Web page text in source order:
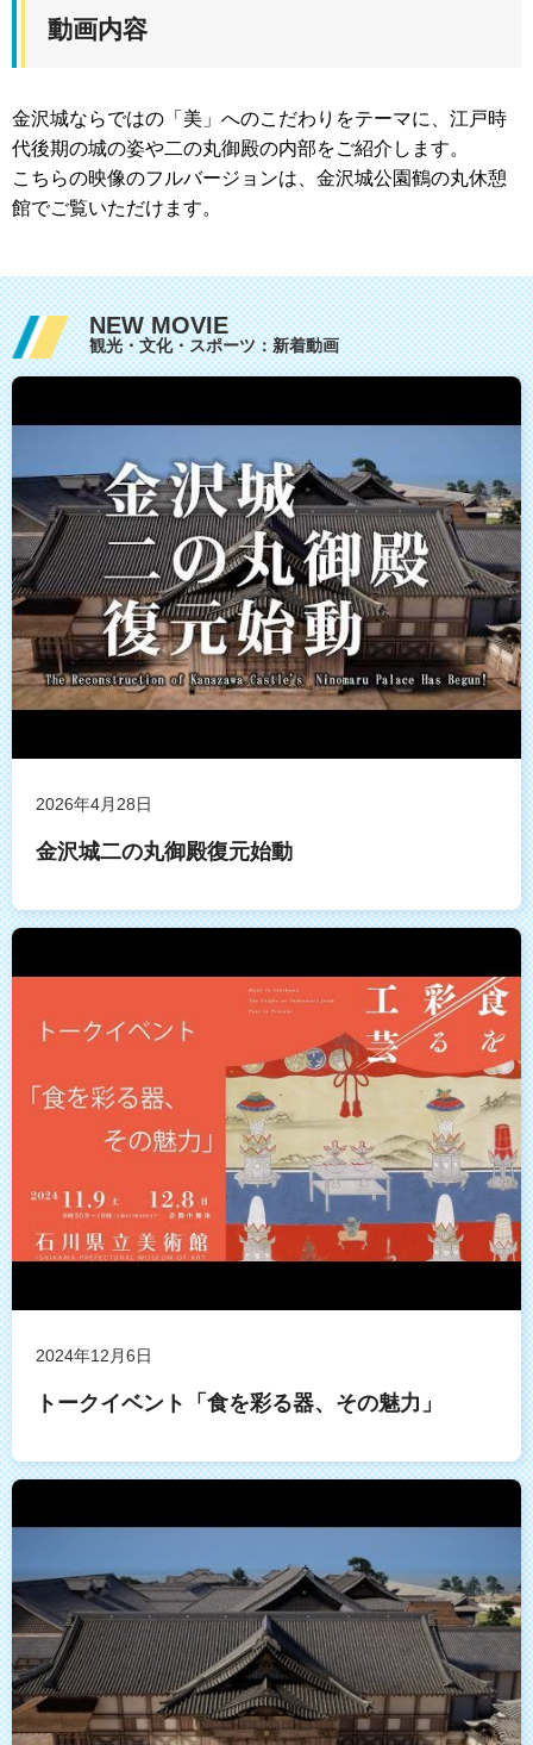
動画内容
金沢城ならではの「美」へのこだわりをテーマに、江戸時
代後期の城の姿や二の丸御殿の内部をご紹介します。
こちらの映像のフルバージョンは、金沢城公園鶴の丸休憩
館でご覧いただけます。
NEW MOVIE
観光・文化・スポーツ：新着動画
2026年4月28日
金沢城二の丸御殿復元始動
2024年12月6日
トークイベント「食を彩る器、その魅力」